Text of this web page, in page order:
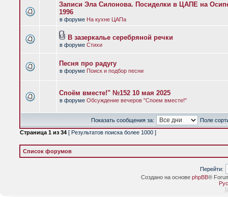
Записи Эла Силонова. Посиделки в ЦАПЕ на
1996
в форуме На кухне ЦАПа
В зазеркалье серебряной речки
в форуме Стихи
Песня про радугу
в форуме Поиск и подбор песни
Споём вместе!" №152 10 мая 2025
в форуме Обсуждение вечеров "Споем вместе!"
Показать сообщения за:
Поле
Страница 1 из 34 [ Результатов поиска более 1000 ]
Список форумов
Перейти:
Создано на основе phpBB®
[